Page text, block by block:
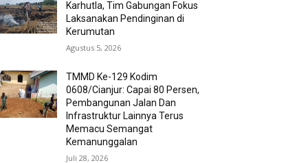
Karhutla, Tim Gabungan Fokus
Laksanakan Pendinginan di
Kerumutan
Agustus 5, 2026
TMMD Ke-129 Kodim
0608/Cianjur: Capai 80 Persen,
Pembangunan Jalan Dan
Infrastruktur Lainnya Terus
Memacu Semangat
Kemanunggalan
Juli 28, 2026